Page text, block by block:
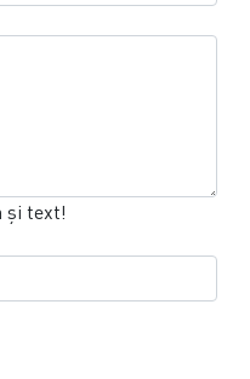
şi text!